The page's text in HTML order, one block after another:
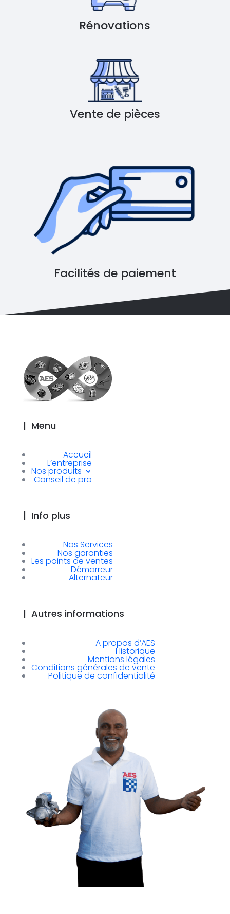
Rénovations
Vente de pièces
Facilités de paiement
| Menu
Accueil
L’entreprise
Nos produits
Conseil de pro
| Info plus
Nos Services
Nos garanties
Les points de ventes
Démarreur
Alternateur
| Autres informations
A propos d’AES
Historique
Mentions légales
Conditions générales de vente
Politique de confidentialité